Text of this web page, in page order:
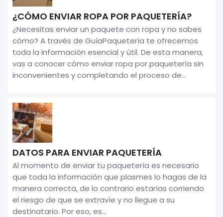
¿CÓMO ENVIAR ROPA POR PAQUETERÍA?
¿Necesitas enviar un paquete con ropa y no sabes
cómo? A través de GuíaPaquetería te ofrecemos
toda la información esencial y útil. De esta manera,
vas a conocer cómo enviar ropa por paquetería sin
inconvenientes y completando el proceso de...
DATOS PARA ENVIAR PAQUETERÍA
Al momento de enviar tu paquetería es necesario
que toda la información que plasmes lo hagas de la
manera correcta, de lo contrario estarías corriendo
el riesgo de que se extravíe y no llegue a su
destinatario. Por eso, es...